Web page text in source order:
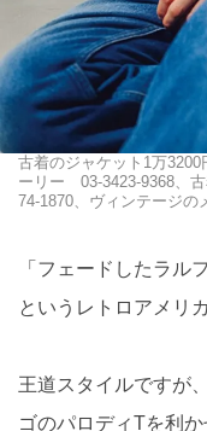
古着のジャケット1万
ーリー 03-3423-9368、
74-1870、ヴィンテージ
「フェードしたラル
というレトロアメリ
王道スタイルですが
ゴのパロディTを利